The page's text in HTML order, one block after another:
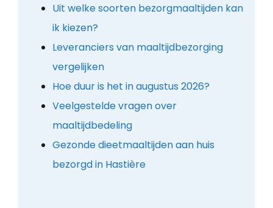
Uit welke soorten bezorgmaaltijden kan
ik kiezen?
Leveranciers van maaltijdbezorging
vergelijken
Hoe duur is het in augustus 2026?
Veelgestelde vragen over
maaltijdbedeling
Gezonde dieetmaaltijden aan huis
bezorgd in Hastière